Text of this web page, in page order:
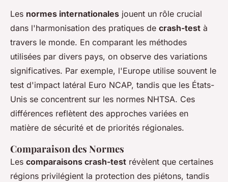
Les normes internationales jouent un rôle crucial
dans l'harmonisation des pratiques de crash-test à
travers le monde. En comparant les méthodes
utilisées par divers pays, on observe des variations
significatives. Par exemple, l'Europe utilise souvent le
test d'impact latéral Euro NCAP, tandis que les États-
Unis se concentrent sur les normes NHTSA. Ces
différences reflètent des approches variées en
matière de sécurité et de priorités régionales.
Comparaison des Normes
Les comparaisons crash-test révèlent que certaines
régions privilégient la protection des piétons, tandis